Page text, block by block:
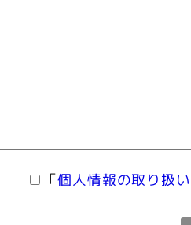
「個人情報の取り扱い